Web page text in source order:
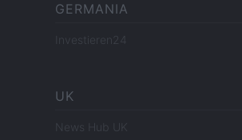
GERMANIA
Investieren24
UK
News Hub UK